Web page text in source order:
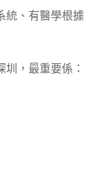
統、有醫學根據
，最重要係：